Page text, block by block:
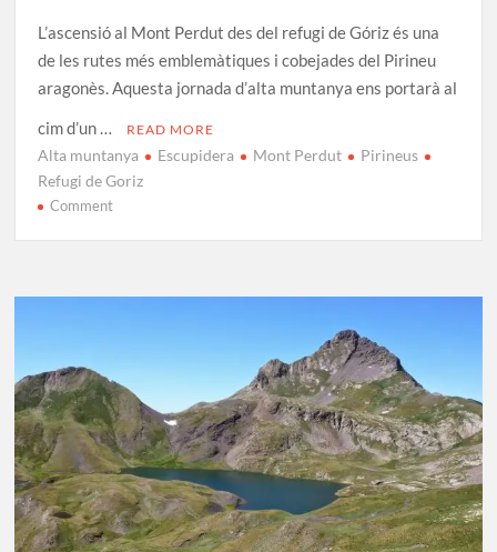
L’ascensió al Mont Perdut des del refugi de Góriz és una
de les rutes més emblemàtiques i cobejades del Pirineu
aragonès. Aquesta jornada d’alta muntanya ens portarà al
cim d’un …
READ MORE
Alta muntanya Escupidera Mont Perdut
Pirineus
Refugi de Goriz
Commenton
Perdut
Refugi
de
Góriz:
La
Ruta